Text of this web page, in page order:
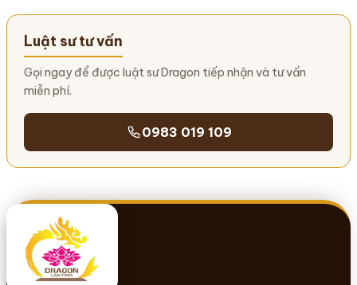
Luật sư tư vấn
Gọi ngay để được luật sư Dragon tiếp nhận và tư vấn
miễn phí.
0983 019 109